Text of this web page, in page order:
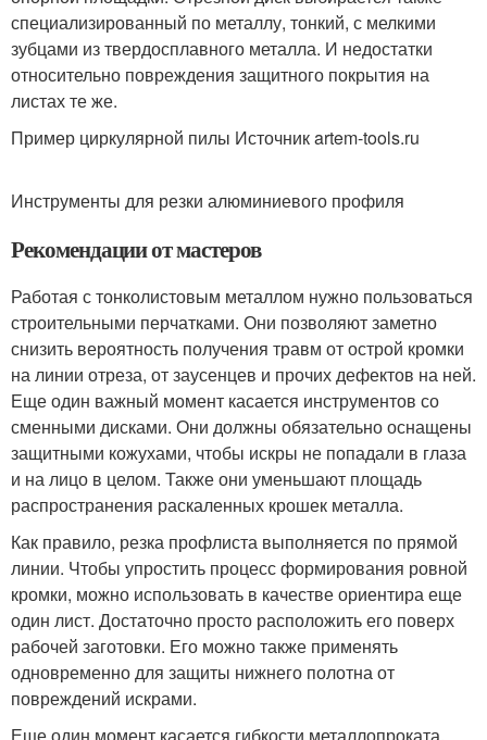
специализированный по металлу, тонкий, с мелкими
зубцами из твердосплавного металла. И недостатки
относительно повреждения защитного покрытия на
листах те же.
Пример циркулярной пилы Источник artem-tools.ru
Инструменты для резки алюминиевого профиля
Рекомендации от мастеров
Работая с тонколистовым металлом нужно пользоваться
строительными перчатками. Они позволяют заметно
снизить вероятность получения травм от острой кромки
на линии отреза, от заусенцев и прочих дефектов на ней.
Еще один важный момент касается инструментов со
сменными дисками. Они должны обязательно оснащены
защитными кожухами, чтобы искры не попадали в глаза
и на лицо в целом. Также они уменьшают площадь
распространения раскаленных крошек металла.
Как правило, резка профлиста выполняется по прямой
линии. Чтобы упростить процесс формирования ровной
кромки, можно использовать в качестве ориентира еще
один лист. Достаточно просто расположить его поверх
рабочей заготовки. Его можно также применять
одновременно для защиты нижнего полотна от
повреждений искрами.